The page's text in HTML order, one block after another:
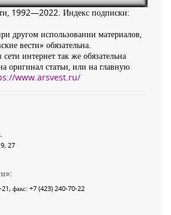
1992—2022. Индекс подписки:
другом использовании материалов,
вести» обязательна.
интернет так же обязательна
оригинал статьи, или на главную
www.arsvest.ru/
27
»:
, факс: +7 (423) 240-70-22